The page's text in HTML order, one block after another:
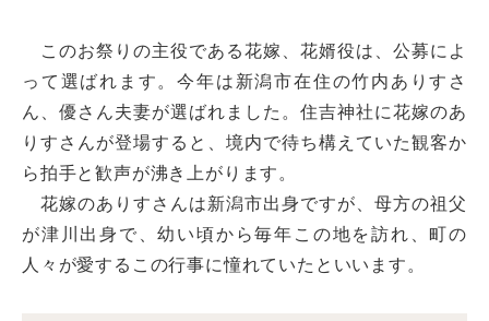
このお祭りの主役である花嫁、花婿役は、公募によ
って選ばれます。今年は新潟市在住の竹内ありすさ
ん、優さん夫妻が選ばれました。住吉神社に花嫁のあ
りすさんが登場すると、境内で待ち構えていた観客か
ら拍手と歓声が沸き上がります。
花嫁のありすさんは新潟市出身ですが、母方の祖父
が津川出身で、幼い頃から毎年この地を訪れ、町の
人々が愛するこの行事に憧れていたといいます。